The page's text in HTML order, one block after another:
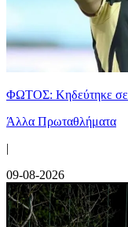
ΦΩΤΟΣ: Κηδεύτηκε σε
Άλλα Πρωταθλήματα
|
09-08-2026